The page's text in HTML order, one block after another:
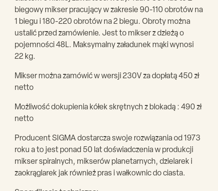
biegowy mikser pracujący w zakresie 90-110 obrotów na
1 biegu i 180-220 obrotów na 2 biegu. Obroty można
ustalić przed zamówienie. Jest to mikser z dzieżą o
pojemności 48L. Maksymalny załadunek mąki wynosi
22 kg.
Mikser można zamówić w wersji 230V za dopłatą 450 zł
netto
Możliwość dokupienia kółek skrętnych z blokadą : 490 zł
netto
Producent SIGMA dostarcza swoje rozwiązania od 1973
roku a to jest ponad 50 lat doświadczenia w produkcji
mikser spiralnych, mikserów planetarnych, dzielarek i
zaokrąglarek jak również pras i wałkownic do ciasta.